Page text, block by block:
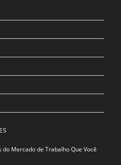
do Mercado de Trabalho Que Você